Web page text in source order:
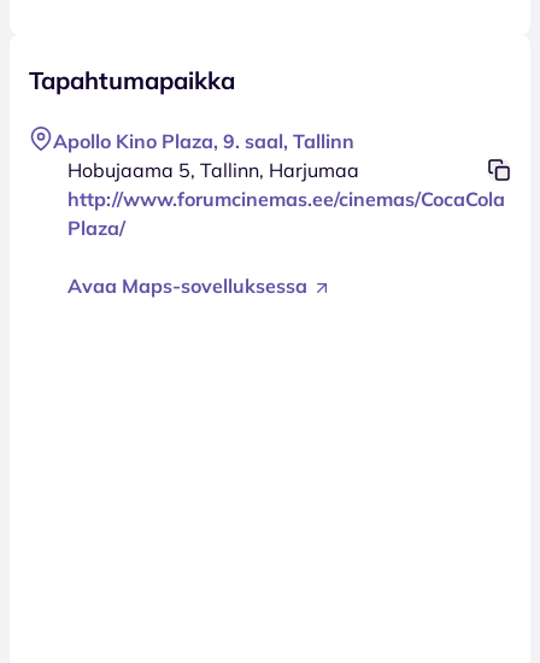
Tapahtumapaikka
Apollo Kino Plaza, 9. saal, Tallinn
Hobujaama 5, Tallinn, Harjumaa
http://www.forumcinemas.ee/cinemas/CocaCola
Plaza/
Avaa Maps-sovelluksessa